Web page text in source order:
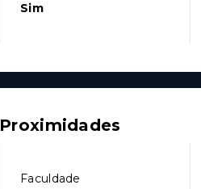
Sim
Proximidades
Faculdade